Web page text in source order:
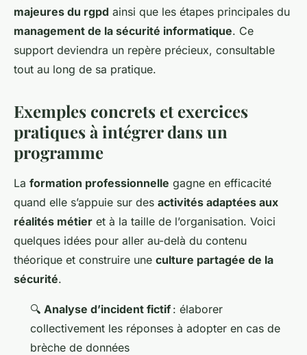
majeures du rgpd ainsi que les étapes principales du
management de la sécurité informatique. Ce
support deviendra un repère précieux, consultable
tout au long de sa pratique.
Exemples concrets et exercices
pratiques à intégrer dans un
programme
La formation professionnelle gagne en efficacité
quand elle s’appuie sur des activités adaptées aux
réalités métier et à la taille de l’organisation. Voici
quelques idées pour aller au-delà du contenu
théorique et construire une culture partagée de la
sécurité.
🔍 Analyse d’incident fictif : élaborer
collectivement les réponses à adopter en cas de
brèche de données